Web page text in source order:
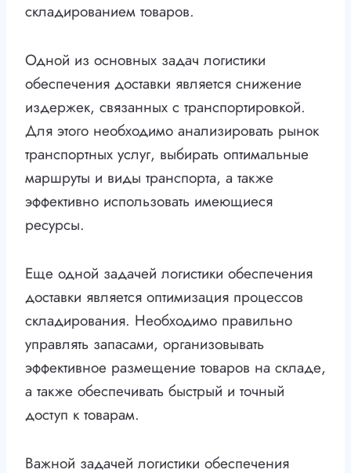
складированием товаров.
Одной из основных задач логистики
обеспечения доставки является снижение
издержек, связанных с транспортировкой.
Для этого необходимо анализировать рынок
транспортных услуг, выбирать оптимальные
маршруты и виды транспорта, а также
эффективно использовать имеющиеся
ресурсы.
Еще одной задачей логистики обеспечения
доставки является оптимизация процессов
складирования. Необходимо правильно
управлять запасами, организовывать
эффективное размещение товаров на складе,
а также обеспечивать быстрый и точный
доступ к товарам.
Важной задачей логистики обеспечения